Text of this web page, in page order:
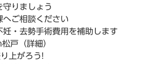
りましょう
ご相談ください
・去勢手術費用を補助します
戸（詳細）
上がろう!